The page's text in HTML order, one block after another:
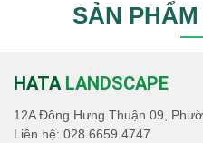
SẢN PHẨM
HATA LANDSCAPE
12A Đông Hưng Thuận 09,
Liên hệ: 028.6659.4747